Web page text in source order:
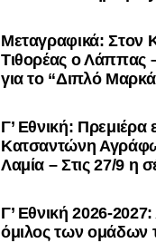
Μεταγραφικά: Στον
Τιθορέας ο Λάππας
για το “Διπλό
Γ’ Εθνική: Πρεμιέρα
Κατσαντώνη
Λαμία – Στις 27/9 η
Γ’ Εθνική 2026-2027:
όμιλος των ομάδων